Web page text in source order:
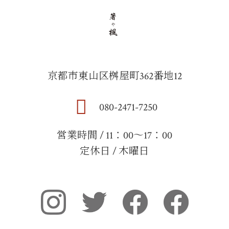
京都市東山区桝屋町362番地12
080-2471-7250
営業時間 / 11：00～17：00
定休日 / 木曜日